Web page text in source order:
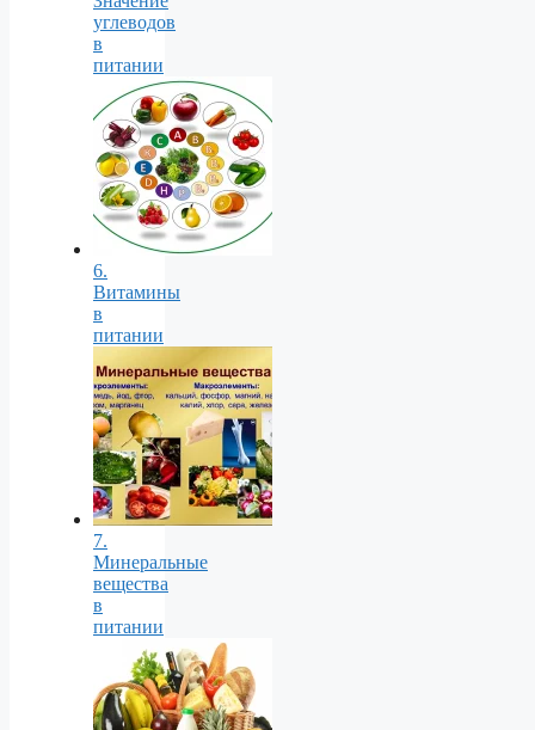
углеводов
в
питании
6.
Витамины
в
питании
7.
Минеральные
вещества
в
питании